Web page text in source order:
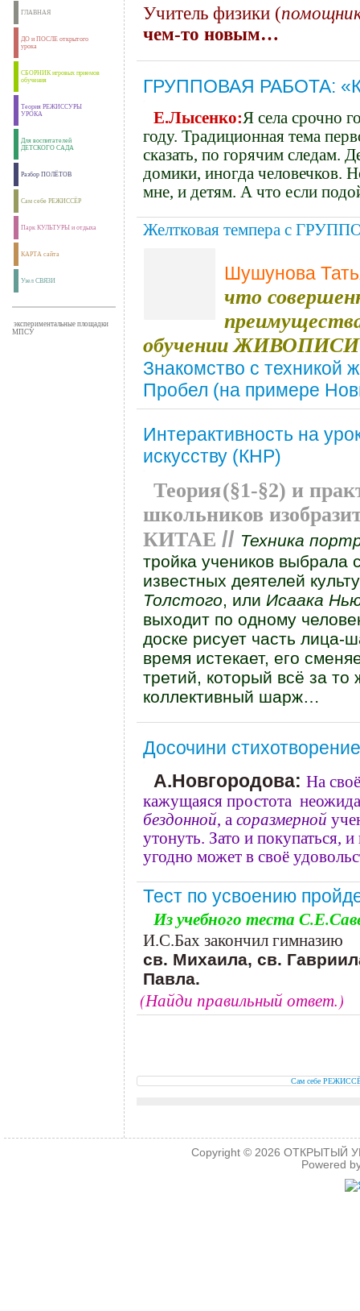
ГЛАВНАЯ
ДО и ПОСЛЕ открытого
урока
СБОРНИК игровых приемов
обучения
Теория РЕЖИССУРЫ
УРОКА
Для воспитателей
ДЕТСКОГО САДА
Разбор ПОЛЁТОВ
Сам себе РЕЖИССЁР
Парк КУЛЬТУРЫ и отдыха
КАРТА сайта
Узел СВЯЗИ
экспериментальные площадки
МПСУ
Учитель физики (
чем-то новым…
ГРУППОВАЯ РАБОТА:
Е.Лысенко:Я села срочно
году. Традиционная тема
сказать, по горячим следам.
домики, иногда человечков.
мне, и детям. А что если
Желтковая темпера с
Шушунова
что
обучении
Знакомство с техникой
Пробел (на примере
Интерактивность на
искусству (КНР)
Теория(§1-§2) и
школьников
КИТАЕ // Техника
тройка учеников выбрала
известных деятелей
Толстого, или Исаака
выходит по одному
доске рисует часть
время истекает, его
третий, который всё за то
коллективный шарж…
Досочини
А.Новгородова: На
кажущаяся простота
бездонной, а соразмерной
утонуть. Зато и покупаться,
угодно может в своё
Тест по усвоению
Из учебного теста
И.С.Бах закончил гимназию
св. Михаила, св.
Павла.
(Найди правильный ответ.)
Сам себе
Copyright © 2026ОТКРЫТЫЙ
Powered